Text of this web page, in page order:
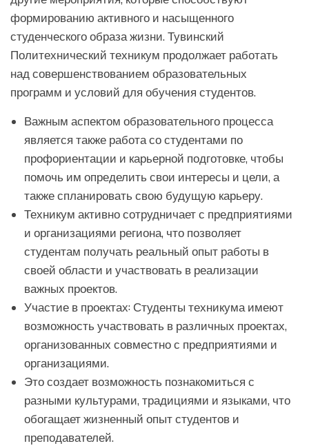
формированию активного и насыщенного
студенческого образа жизни. Тувинский
Политехнический техникум продолжает работать
над совершенствованием образовательных
программ и условий для обучения студентов.
Важным аспектом образовательного процесса
является также работа со студентами по
профориентации и карьерной подготовке, чтобы
помочь им определить свои интересы и цели, а
также спланировать свою будущую карьеру.
Техникум активно сотрудничает с предприятиями
и организациями региона, что позволяет
студентам получать реальный опыт работы в
своей области и участвовать в реализации
важных проектов.
Участие в проектах: Студенты техникума имеют
возможность участвовать в различных проектах,
организованных совместно с предприятиями и
организациями.
Это создает возможность познакомиться с
разными культурами, традициями и языками, что
обогащает жизненный опыт студентов и
преподавателей.